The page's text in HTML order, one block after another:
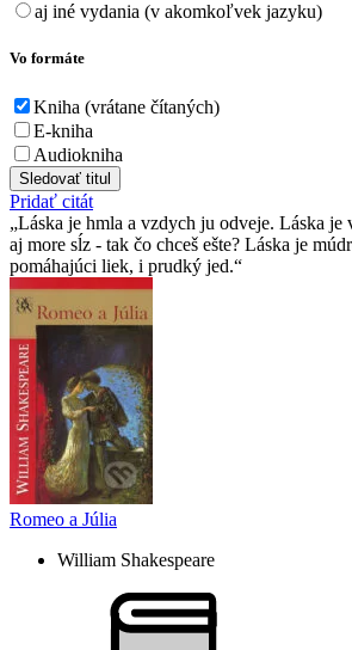
aj iné vydania (v akomkoľvek jazyku)
Vo formáte
Kniha (vrátane čítaných)
E-kniha
Audiokniha
Sledovať titul
Pridať citát
Láska je hmla a vzdych ju odveje. Láska je
aj more sĺz - tak čo chceš ešte? Láska je
pomáhajúci liek, i prudký jed.
Romeo a Júlia
William Shakespeare